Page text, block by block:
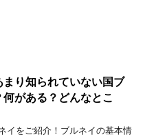
り知られていない国ブ
がある？どんなとこ
イをご紹介！ブルネイの基本情